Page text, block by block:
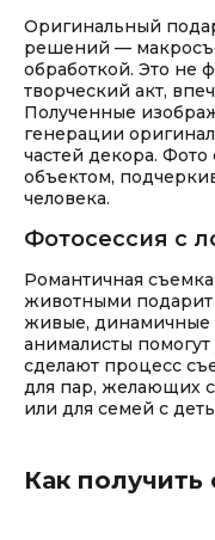
Оригинальный
решений —
обработкой. Это не
творческий акт,
Полученные
генерации
частей декора.
объектом,
человека.
Фотосессия с
Романтичная
животными подарит
живые, динамичные
анималисты
сделают процесс
для пар, желающих
или для семей с
Как получить